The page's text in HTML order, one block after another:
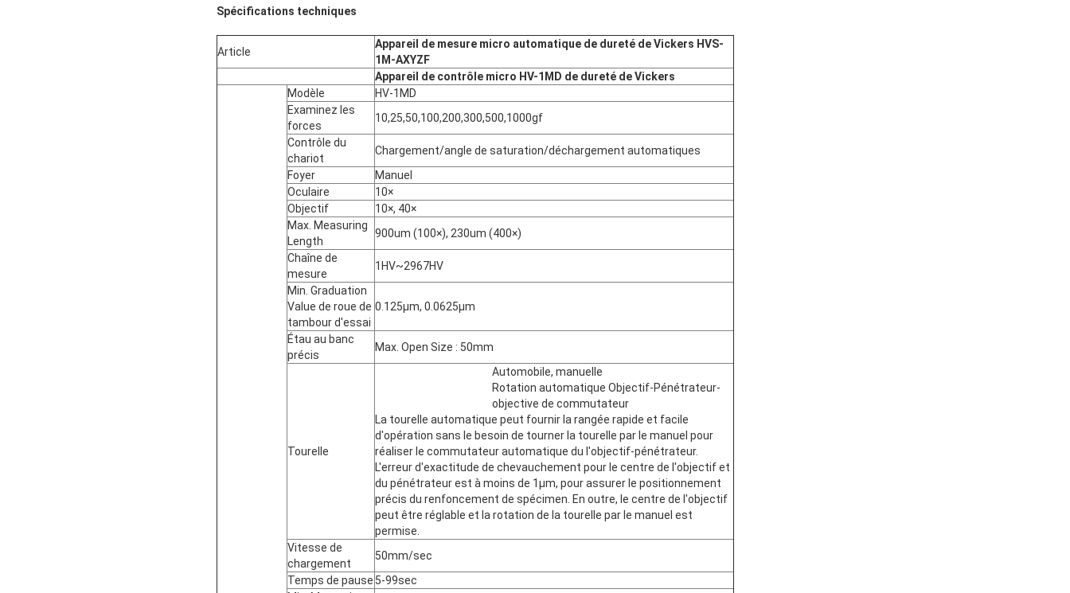
Spécifications techniques
Article
Appareil de mesure micro automatique de dureté de Vickers HVS-
1M-AXYZF
Appareil de contrôle micro HV-1MD de dureté de Vickers
Modèle
HV-1MD
Examinez les
forces
10,25,50,100,200,300,500,1000gf
Contrôle du
chariot
Chargement/angle de saturation/déchargement automatiques
Foyer
Manuel
Oculaire
10×
Objectif
10×, 40×
Max. Measuring
Length
900um (100×), 230um (400×)
Chaîne de
mesure
1HV~2967HV
Min. Graduation
Value de roue de
tambour d'essai
0.125μm, 0.0625μm
Étau au banc
précis
Max. Open Size : 50mm
Tourelle
Automobile, manuelle
Rotation automatique Objectif-Pénétrateur-
objective de commutateur
La tourelle automatique peut fournir la rangée rapide et facile
d'opération sans le besoin de tourner la tourelle par le manuel pour
réaliser le commutateur automatique du l'objectif-pénétrateur.
L'erreur d'exactitude de chevauchement pour le centre de l'objectif et
du pénétrateur est à moins de 1μm, pour assurer le positionnement
précis du renfoncement de spécimen. En outre, le centre de l'objectif
peut être réglable et la rotation de la tourelle par le manuel est
permise.
Vitesse de
chargement
50mm/sec
Temps de pause 5-99sec